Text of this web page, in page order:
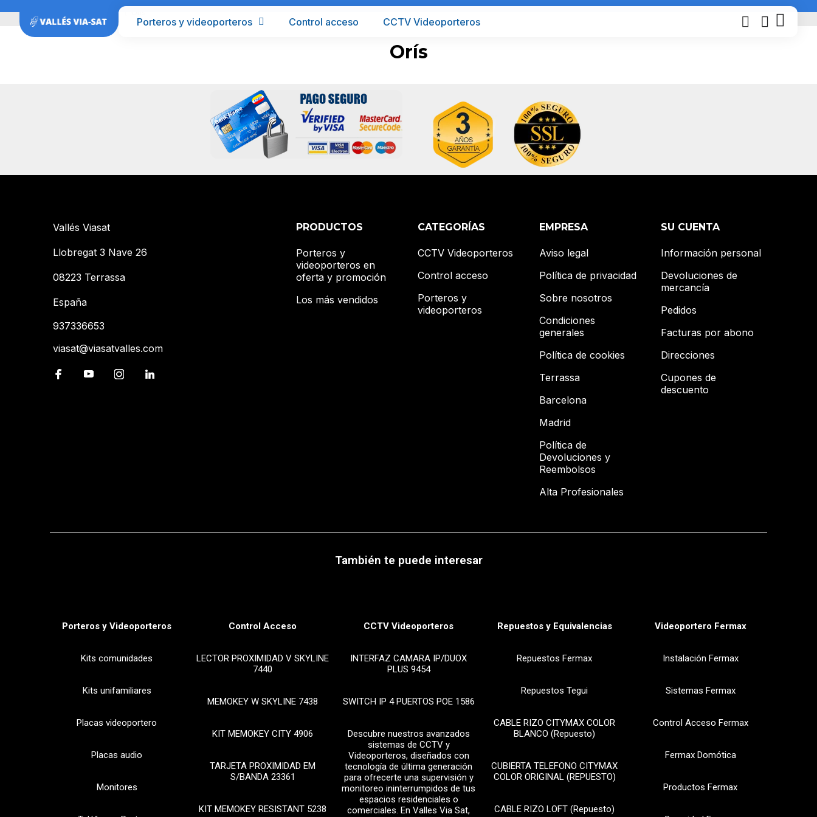
Porteros y videoporteros Control acceso CCTV Videoporteros
Barcelona
Orís
Vallés Viasat
Llobregat 3 Nave 26
08223 Terrassa
España
937336653
viasat@viasatvalles.com
PRODUCTOS
Porteros y
videoporteros en
oferta y promoción
Los más vendidos
CATEGORÍAS
CCTV Videoporteros
Control acceso
Porteros y
videoporteros
EMPRESA
Aviso legal
Política de privacidad
Sobre nosotros
Condiciones
generales
Política de cookies
Terrassa
Barcelona
Madrid
Política de
Devoluciones y
Reembolsos
Alta Profesionales
SU CUENTA
Información personal
Devoluciones de
mercancía
Pedidos
Facturas por abono
Direcciones
Cupones de
descuento
También te puede interesar
Porteros y Videoporteros
Kits comunidades
Kits unifamiliares
Placas videoportero
Placas audio
Monitores
Control Acceso
LECTOR PROXIMIDAD V SKYLINE
7440
MEMOKEY W SKYLINE 7438
KIT MEMOKEY CITY 4906
TARJETA PROXIMIDAD EM
S/BANDA 23361
KIT MEMOKEY RESISTANT 5238
CCTV Videoporteros
INTERFAZ CAMARA IP/DUOX
PLUS 9454
SWITCH IP 4 PUERTOS POE 1586
Descubre nuestros avanzados
sistemas de CCTV y
Videoporteros, diseñados con
tecnología de última generación
para ofrecerte una supervisión y
monitoreo ininterrumpidos de tus
espacios residenciales o
comerciales. En Valles Via Sat,
Repuestos y Equivalencias
Repuestos Fermax
Repuestos Tegui
CABLE RIZO CITYMAX COLOR
BLANCO (Repuesto)
CUBIERTA TELEFONO CITYMAX
COLOR ORIGINAL (REPUESTO)
CABLE RIZO LOFT (Repuesto)
Videoportero Fermax
Instalación Fermax
Sistemas Fermax
Control Acceso Fermax
Fermax Domótica
Productos Fermax